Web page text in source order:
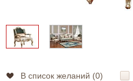
В список желаний (0)